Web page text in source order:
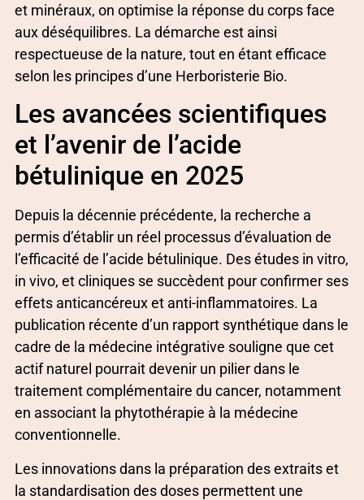
et minéraux, on optimise la réponse du corps face
aux déséquilibres. La démarche est ainsi
respectueuse de la nature, tout en étant efficace
selon les principes d’une Herboristerie Bio.
Les avancées scientifiques
et l’avenir de l’acide
bétulinique en 2025
Depuis la décennie précédente, la recherche a
permis d’établir un réel processus d’évaluation de
l’efficacité de l’acide bétulinique. Des études in vitro,
in vivo, et cliniques se succèdent pour confirmer ses
effets anticancéreux et anti-inflammatoires. La
publication récente d’un rapport synthétique dans le
cadre de la médecine intégrative souligne que cet
actif naturel pourrait devenir un pilier dans le
traitement complémentaire du cancer, notamment
en associant la phytothérapie à la médecine
conventionnelle.
Les innovations dans la préparation des extraits et
la standardisation des doses permettent une